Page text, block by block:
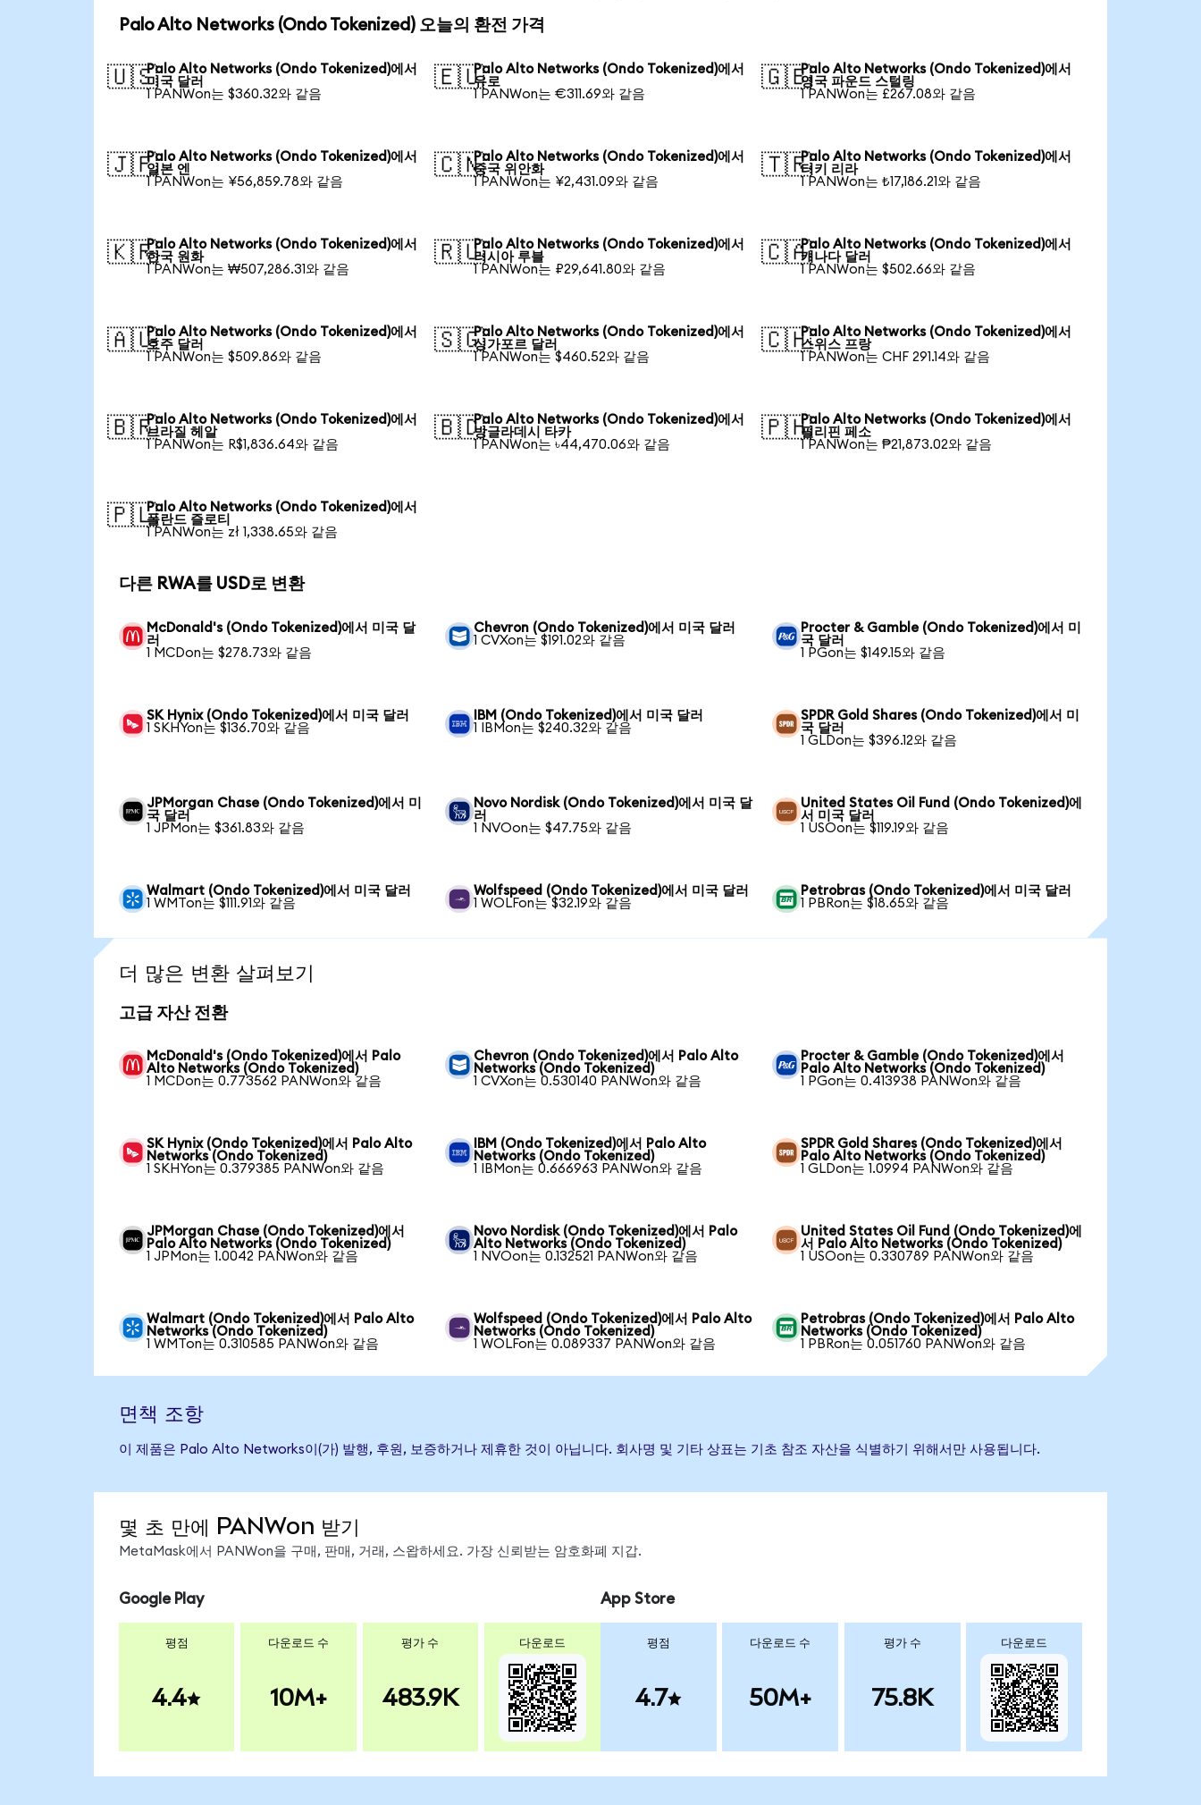
Palo Alto Networks (Ondo Tokenized) 오늘의 환전 가격
🇺🇸Palo Alto Networks (Ondo Tokenized)에서
미국 달러
1 PANWon는 $360.32와 같음
🇪🇺Palo Alto Networks (Ondo Tokenized)에서
유로
1 PANWon는 €311.69와 같음
🇬🇧Palo Alto Networks (Ondo Tokenized)에서
영국 파운드 스털링
1 PANWon는 £267.08와 같음
🇯🇵Palo Alto Networks (Ondo Tokenized)에서
일본 엔
1 PANWon는 ¥56,859.78와 같음
🇨🇳Palo Alto Networks (Ondo Tokenized)에서
중국 위안화
1 PANWon는 ¥2,431.09와 같음
🇹🇷Palo Alto Networks (Ondo Tokenized)에서
터키 리라
1 PANWon는 ₺17,186.21와 같음
🇰🇷Palo Alto Networks (Ondo Tokenized)에서
한국 원화
1 PANWon는 ₩507,286.31와 같음
🇷🇺Palo Alto Networks (Ondo Tokenized)에서
러시아 루블
1 PANWon는 ₽29,641.80와 같음
🇨🇦Palo Alto Networks (Ondo Tokenized)에서
캐나다 달러
1 PANWon는 $502.66와 같음
🇦🇺Palo Alto Networks (Ondo Tokenized)에서
호주 달러
1 PANWon는 $509.86와 같음
🇸🇬Palo Alto Networks (Ondo Tokenized)에서
싱가포르 달러
1 PANWon는 $460.52와 같음
🇨🇭Palo Alto Networks (Ondo Tokenized)에서
스위스 프랑
1 PANWon는 CHF 291.14와 같음
🇧🇷Palo Alto Networks (Ondo Tokenized)에서
브라질 헤알
1 PANWon는 R$1,836.64와 같음
🇧🇩Palo Alto Networks (Ondo Tokenized)에서
방글라데시 타카
1 PANWon는 ৳44,470.06와 같음
🇵🇭Palo Alto Networks (Ondo Tokenized)에서
필리핀 페소
1 PANWon는 ₱21,873.02와 같음
🇵🇱Palo Alto Networks (Ondo Tokenized)에서
폴란드 즐로티
1 PANWon는 zł 1,338.65와 같음
다른 RWA를 USD로 변환
McDonald's (Ondo Tokenized)에서 미국 달
러
1 MCDon는 $278.73와 같음
Chevron (Ondo Tokenized)에서 미국 달러
1 CVXon는 $191.02와 같음
Procter & Gamble (Ondo Tokenized)에서 미
국 달러
1 PGon는 $149.15와 같음
SK Hynix (Ondo Tokenized)에서 미국 달러
1 SKHYon는 $136.70와 같음
IBM (Ondo Tokenized)에서 미국 달러
1 IBMon는 $240.32와 같음
SPDR Gold Shares (Ondo Tokenized)에서 미
국 달러
1 GLDon는 $396.12와 같음
JPMorgan Chase (Ondo Tokenized)에서 미
국 달러
1 JPMon는 $361.83와 같음
Novo Nordisk (Ondo Tokenized)에서 미국 달
러
1 NVOon는 $47.75와 같음
United States Oil Fund (Ondo Tokenized)에
서 미국 달러
1 USOon는 $119.19와 같음
Walmart (Ondo Tokenized)에서 미국 달러
1 WMTon는 $111.91와 같음
Wolfspeed (Ondo Tokenized)에서 미국 달러
1 WOLFon는 $32.19와 같음
Petrobras (Ondo Tokenized)에서 미국 달러
1 PBRon는 $18.65와 같음
더 많은 변환 살펴보기
고급 자산 전환
McDonald's (Ondo Tokenized)에서 Palo
Alto Networks (Ondo Tokenized)
1 MCDon는 0.773562 PANWon와 같음
Chevron (Ondo Tokenized)에서 Palo Alto
Networks (Ondo Tokenized)
1 CVXon는 0.530140 PANWon와 같음
Procter & Gamble (Ondo Tokenized)에서
Palo Alto Networks (Ondo Tokenized)
1 PGon는 0.413938 PANWon와 같음
SK Hynix (Ondo Tokenized)에서 Palo Alto
Networks (Ondo Tokenized)
1 SKHYon는 0.379385 PANWon와 같음
IBM (Ondo Tokenized)에서 Palo Alto
Networks (Ondo Tokenized)
1 IBMon는 0.666963 PANWon와 같음
SPDR Gold Shares (Ondo Tokenized)에서
Palo Alto Networks (Ondo Tokenized)
1 GLDon는 1.0994 PANWon와 같음
JPMorgan Chase (Ondo Tokenized)에서
Palo Alto Networks (Ondo Tokenized)
1 JPMon는 1.0042 PANWon와 같음
Novo Nordisk (Ondo Tokenized)에서 Palo
Alto Networks (Ondo Tokenized)
1 NVOon는 0.132521 PANWon와 같음
United States Oil Fund (Ondo Tokenized)에
서 Palo Alto Networks (Ondo Tokenized)
1 USOon는 0.330789 PANWon와 같음
Walmart (Ondo Tokenized)에서 Palo Alto
Networks (Ondo Tokenized)
1 WMTon는 0.310585 PANWon와 같음
Wolfspeed (Ondo Tokenized)에서 Palo Alto
Networks (Ondo Tokenized)
1 WOLFon는 0.089337 PANWon와 같음
Petrobras (Ondo Tokenized)에서 Palo Alto
Networks (Ondo Tokenized)
1 PBRon는 0.051760 PANWon와 같음
면책 조항
이 제품은 Palo Alto Networks이(가) 발행, 후원, 보증하거나 제휴한 것이 아닙니다. 회사명 및 기타 상표는 기초 참조 자산을 식별하기 위해서만 사용됩니다.
몇 초 만에 PANWon 받기
MetaMask에서 PANWon을 구매, 판매, 거래, 스왑하세요. 가장 신뢰받는 암호화폐 지갑.
Google Play
평점
4.4
다운로드 수
10M+
평가 수
483.9K
다운로드
App Store
평점
4.7
다운로드 수
50M+
평가 수
75.8K
다운로드